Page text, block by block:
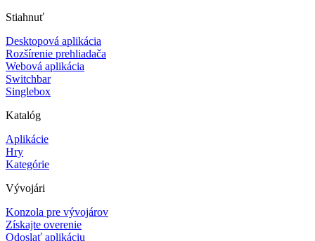
Stiahnuť
Desktopová aplikácia
Rozšírenie prehliadača
Webová aplikácia
Switchbar
Singlebox
Katalóg
Aplikácie
Hry
Kategórie
Vývojári
Konzola pre vývojárov
Získajte overenie
Odoslať aplikáciu